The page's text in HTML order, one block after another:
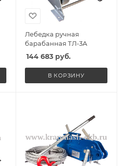
Лебедка ручная
барабанная ТЛ-3А
144 683руб.
В КОРЗИНУ